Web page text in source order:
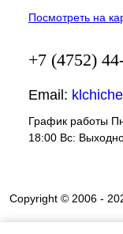
Посмотреть на
+7 (4752)
Email:
График работы
18:00 Вс:
Copyright © 2006 -